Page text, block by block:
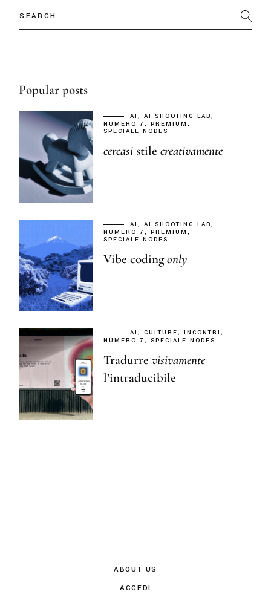
Popular posts
AI
AI SHOOTING LAB
NUMERO 7
PREMIUM
SPECIALE NODES
cercasi stilecreativamente
AI
AI SHOOTING LAB
NUMERO 7
PREMIUM
SPECIALE NODES
Vibe codingonly
AI CULTURE
INCONTRI
NUMERO 7
SPECIALE NODES
Tradurrevisivamente
l’intraducibile
ABOUT US
ACCEDI